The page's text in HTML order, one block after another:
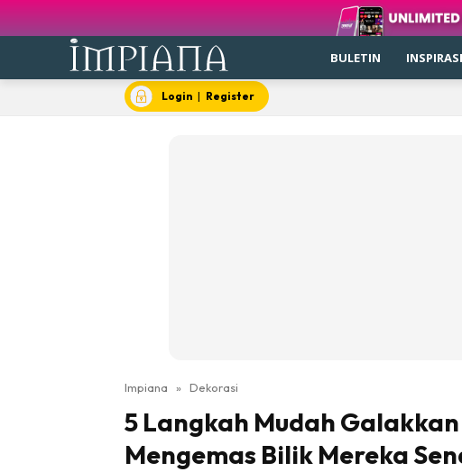
BULETIN INSPIRASI
Login | Register
Impiana » Dekorasi
5 Langkah Mudah
Mengemas Bilik Mereka